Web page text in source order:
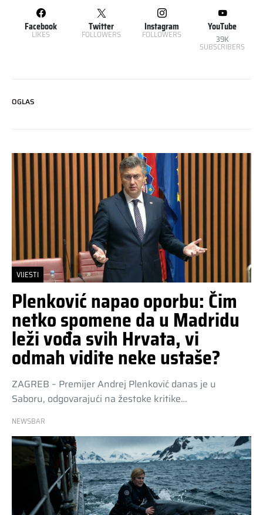
Facebook
LIKES
Twitter
FOLLOWERS
Instagram
FOLLOWERS
YouTube
39K
SUBSCRIBERS
OGLAS
VIJESTI
Plenković napao oporbu: Čim
netko spomene da u Madridu
leži vođa svih Hrvata, vi
odmah vidite neke ustaše?
ZAGREB – Premijer Andrej Plenković danas je u
Saboru, odgovarajući na žestoke kritike…
NEWSBAR